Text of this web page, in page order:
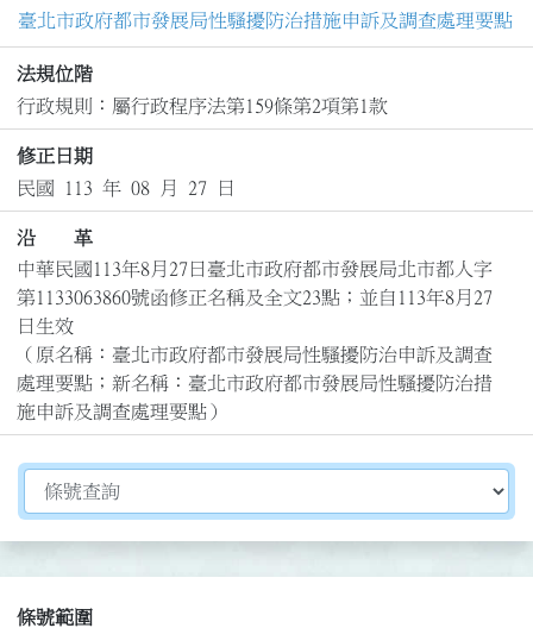
臺北市政府都市發展局性騷擾防治措施申訴及調查處理要點
法規位階
行政規則：屬行政程序法第159條第2項第1款
修正日期
民國 113 年 08 月 27 日
沿 革
中華民國113年8月27日臺北市政府都市發展局北市都人字
第1133063860號函修正名稱及全文23點；並自113年8月27
日生效
（原名稱：臺北市政府都市發展局性騷擾防治申訴及調查
處理要點；新名稱：臺北市政府都市發展局性騷擾防治措
施申訴及調查處理要點）
切換選擇法規資訊內容
條號範圍